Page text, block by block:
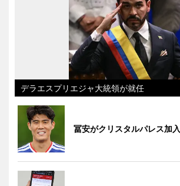
デラエスプリエジャ大統領が就任
冨安がクリスタルパレス加入